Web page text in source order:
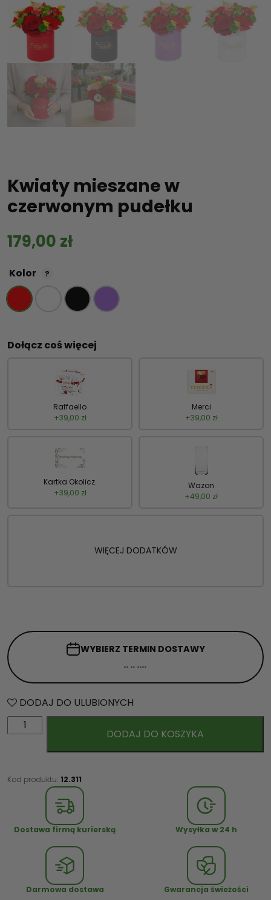
Kwiaty mieszane w
czerwonym pudełku
179,00 zł
Kolor ?
Dołącz coś więcej
Raffaello
+39,00 zł
Merci
+39,00 zł
Kartka Okolicz.
+39,00 zł
Wazon
+49,00 zł
WIĘCEJ DODATKÓW
WYBIERZ TERMIN DOSTAWY
DODAJ DO ULUBIONYCH
l
ć
DODAJ DO KOSZYKA
Kod produktu: 12.311
Dostawa firmą kurierską Wysyłka w 24 h
Darmowa dostawa Gwarancja świeżości